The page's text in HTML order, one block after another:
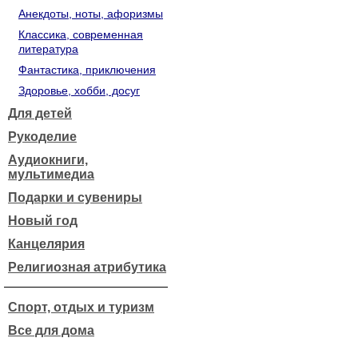
Анекдоты, ноты, афоризмы
Классика, современная
литература
Фантастика, приключения
Здоровье, хобби, досуг
Для детей
Рукоделие
Аудиокниги,
мультимедиа
Подарки и сувениры
Новый год
Канцелярия
Религиозная атрибутика
Спорт, отдых и туризм
Все для дома